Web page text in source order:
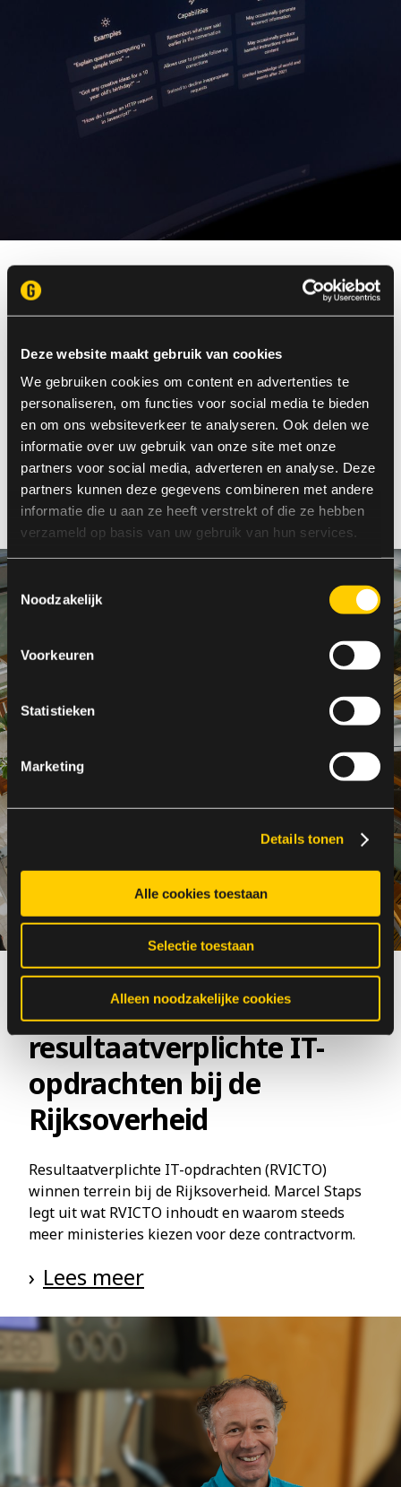
Deze website maakt gebruik van cookies
We gebruiken cookies om content en advertenties te
personaliseren, om functies voor social media te bieden
en om ons websiteverkeer te analyseren. Ook delen we
informatie over uw gebruik van onze site met onze
partners voor social media, adverteren en analyse. Deze
partners kunnen deze gegevens combineren met andere
informatie die u aan ze heeft verstrekt of die ze hebben
verzameld op basis van uw gebruik van hun services.
Noodzakelijk
Voorkeuren
Statistieken
Marketing
Details tonen
Alle cookies toestaan
Selectie toestaan
Alleen noodzakelijke cookies
AI-development: context,
vakmanschap
AI versnelt softwareontwikkeling, maar context,
controle en vakmanschap bepalen of dat ook
goede software oplevert
Lees meer
Overheid
RVICTO:
resultaatverplichte IT-
opdrachten bij de
Rijksoverheid
Resultaatverplichte IT-opdrachten (RVICTO)
winnen terrein bij de Rijksoverheid. Marcel Staps
legt uit wat RVICTO inhoudt en waarom steeds
meer ministeries kiezen voor deze contractvorm.
Lees meer